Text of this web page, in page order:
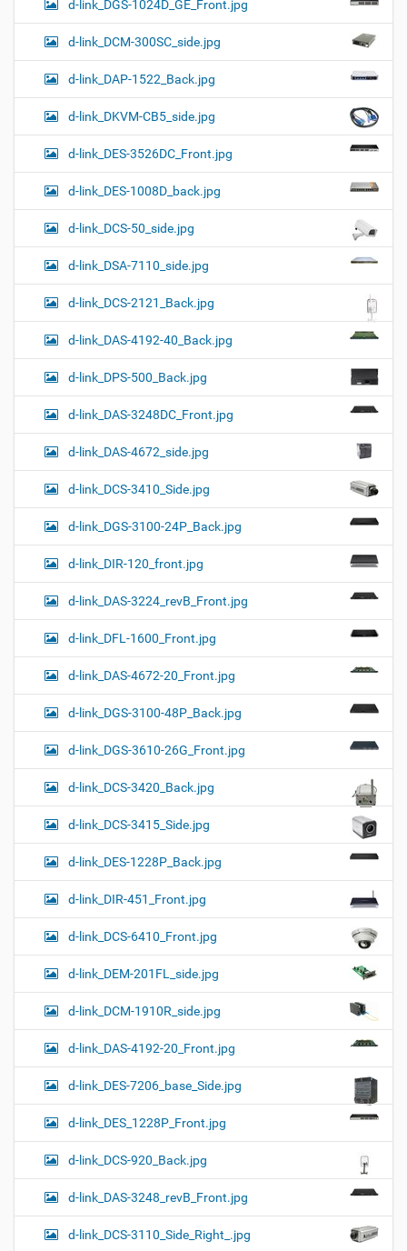
d-link_DGS-1024D_GE_Front.jpg
d-link_DCM-300SC_side.jpg
d-link_DAP-1522_Back.jpg
d-link_DKVM-CB5_side.jpg
d-link_DES-3526DC_Front.jpg
d-link_DES-1008D_back.jpg
d-link_DCS-50_side.jpg
d-link_DSA-7110_side.jpg
d-link_DCS-2121_Back.jpg
d-link_DAS-4192-40_Back.jpg
d-link_DPS-500_Back.jpg
d-link_DAS-3248DC_Front.jpg
d-link_DAS-4672_side.jpg
d-link_DCS-3410_Side.jpg
d-link_DGS-3100-24P_Back.jpg
d-link_DIR-120_front.jpg
d-link_DAS-3224_revB_Front.jpg
d-link_DFL-1600_Front.jpg
d-link_DAS-4672-20_Front.jpg
d-link_DGS-3100-48P_Back.jpg
d-link_DGS-3610-26G_Front.jpg
d-link_DCS-3420_Back.jpg
d-link_DCS-3415_Side.jpg
d-link_DES-1228P_Back.jpg
d-link_DIR-451_Front.jpg
d-link_DCS-6410_Front.jpg
d-link_DEM-201FL_side.jpg
d-link_DCM-1910R_side.jpg
d-link_DAS-4192-20_Front.jpg
d-link_DES-7206_base_Side.jpg
d-link_DES_1228P_Front.jpg
d-link_DCS-920_Back.jpg
d-link_DAS-3248_revB_Front.jpg
d-link_DCS-3110_Side_Right_.jpg